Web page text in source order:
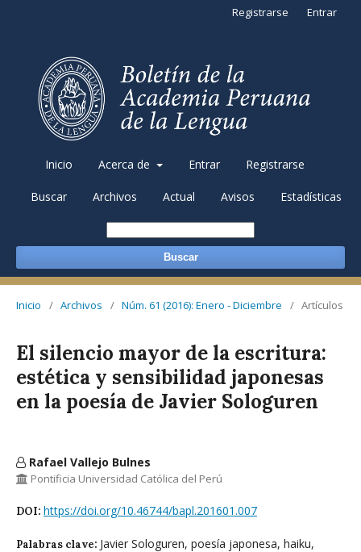
Inicio Acerca de Entrar Registrarse
Buscar Archivos Actual Avisos Estadísticas
Buscar
Registrarse Entrar
Inicio / Archivos / Núm. 61 (2016): Enero - Diciembre / Artículos
El silencio mayor de la escritura:
estética y sensibilidad japonesas
en la poesía de Javier Sologuren
Rafael Vallejo Bulnes
Pontificia Universidad Católica del Perú
DOI: https://doi.org/10.46744/bapl.201601.007
Palabras clave: Javier Sologuren, poesía japonesa, haiku,